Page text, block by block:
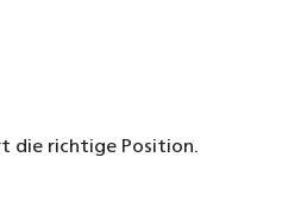
die richtige Position.